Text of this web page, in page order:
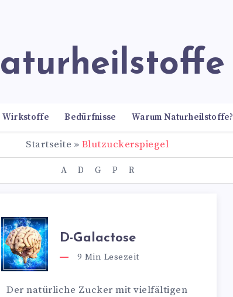
Naturheilstoffe
Wirkstoffe Bedürfnisse Warum Naturheilstoffe?
Startseite » Blutzuckerspiegel
A D G P R
D-Galactose
9 Min Lesezeit
Der natürliche Zucker mit vielfältigen